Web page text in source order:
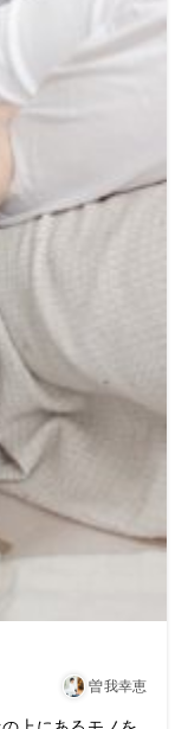
曽我幸恵